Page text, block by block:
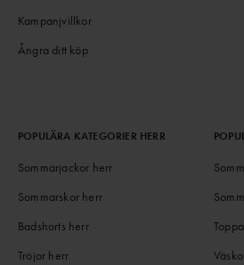
Kampanjvillkor
Ångra ditt köp
POPULÄRA KATEGORIER HERR
Sommarjackor herr
Sommarskor herr
Badshorts herr
Tröjor herr